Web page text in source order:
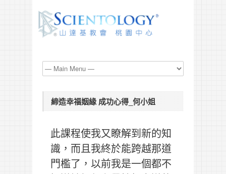
締造幸福姻緣 成功心得_何小姐
此課程使我又瞭解到新的知
識，而且我終於能跨越那道
門檻了，以前我是一個都不